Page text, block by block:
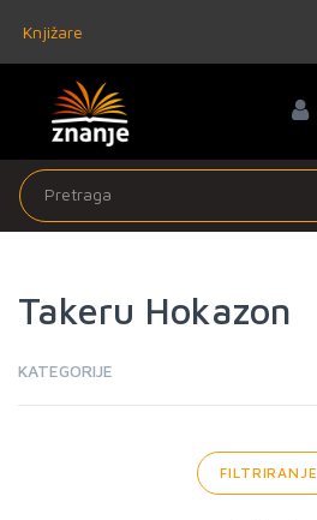
Knjižare
Takeru Hokazon
KATEGORIJE
FILTRIRANJE